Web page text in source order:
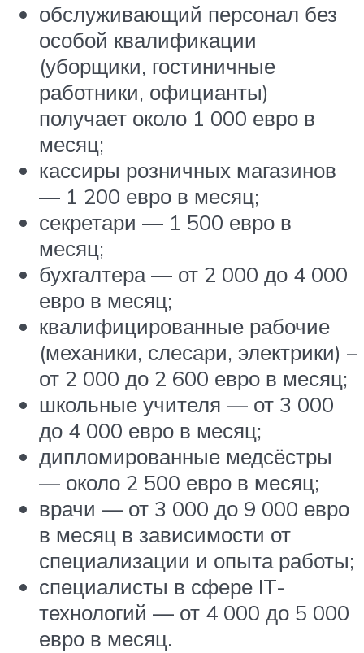
обслуживающий персонал без
особой квалификации
(уборщики, гостиничные
работники, официанты)
получает около 1 000 евро в
месяц;
кассиры розничных магазинов
— 1 200 евро в месяц;
секретари — 1 500 евро в
месяц;
бухгалтера — от 2 000 до 4 000
евро в месяц;
квалифицированные рабочие
(механики, слесари, электрики) –
от 2 000 до 2 600 евро в месяц;
школьные учителя — от 3 000
до 4 000 евро в месяц;
дипломированные медсёстры
— около 2 500 евро в месяц;
врачи — от 3 000 до 9 000 евро
в месяц в зависимости от
специализации и опыта работы;
специалисты в сфере IT-
технологий — от 4 000 до 5 000
евро в месяц.